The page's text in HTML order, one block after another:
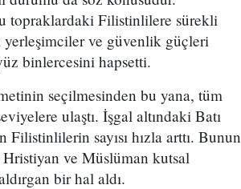
topraklardaki Filistinlilere sürekli
yerleşimciler ve güvenlik güçleri
binlercesini hapsetti.
seçilmesinden bu yana, tüm
ulaştı. İşgal altındaki Batı
sayısı hızla arttı. Bunun
ve Müslüman kutsal
bir hal aldı.